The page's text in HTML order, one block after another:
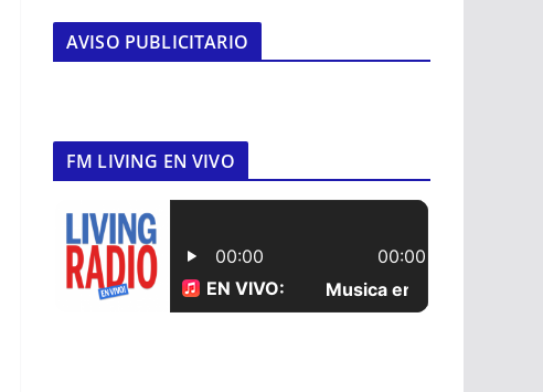
AVISO PUBLICITARIO
FM LIVING EN VIVO